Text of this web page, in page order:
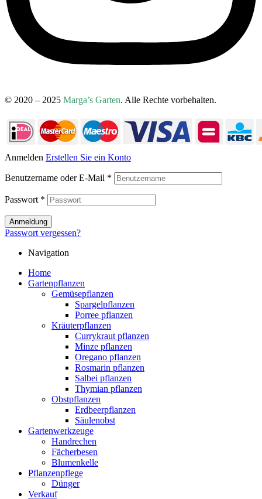
© 2020 – 2025 Marga’s Garten. Alle Rechte vorbehalten.
Anmelden Erstellen Sie ein Konto
Benutzername oder E-Mail *
Passwort *
Anmeldung
Passwort vergessen?
Navigation
Home
Gartenpflanzen
Gemüsepflanzen
Spargelpflanzen
Porree pflanzen
Kräuterpflanzen
Currykraut pflanzen
Minze pflanzen
Oregano pflanzen
Rosmarin pflanzen
Salbei pflanzen
Thymian pflanzen
Obstpflanzen
Erdbeerpflanzen
Säulenobst
Gartenwerkzeuge
Handrechen
Fächerbesen
Blumenkelle
Pflanzenpflege
Dünger
Verkauf